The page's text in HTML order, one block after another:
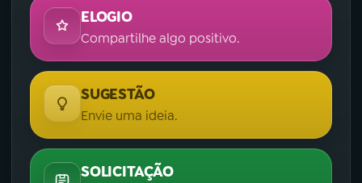
ELOGIO
Compartilhe algo positivo.
SUGESTÃO
Envie uma ideia.
SOLICITAÇÃO